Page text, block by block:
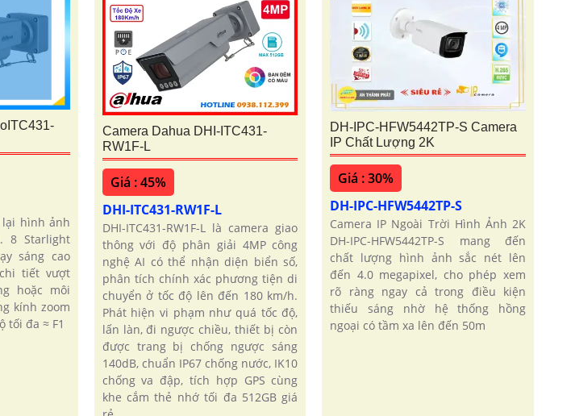
lại hình ảnh
8 Starlight
sáng cao
tiết vượt
hoặc môi
kính zoom
tối đa ≈ F1
Camera Dahua DHI-ITC431-
RW1F-L
Giá : 45%
DHI-ITC431-RW1F-L
DHI-ITC431-RW1F-L là camera giao
thông với độ phân giải 4MP công
nghệ AI có thể nhận diện biển số,
phân tích chính xác phương tiện di
chuyển ở tốc độ lên đến 180 km/h.
Phát hiện vi phạm như quá tốc độ,
lấn làn, đi ngược chiều, thiết bị còn
được trang bị chống ngược sáng
140dB, chuẩn IP67 chống nước, IK10
chống va đập, tích hợp GPS cùng
khe cắm thẻ nhớ tối đa 512GB giá
DH-IPC-HFW5442TP-S Camera
IP Chất Lượng 2K
Giá : 30%
DH-IPC-HFW5442TP-S
Camera IP Ngoài Trời Hình Ảnh 2K
DH-IPC-HFW5442TP-S mang đến
chất lượng hình ảnh sắc nét lên
đến 4.0 megapixel, cho phép xem
rõ ràng ngay cả trong điều kiện
thiếu sáng nhờ hệ thống hồng
ngoại có tầm xa lên đến 50m